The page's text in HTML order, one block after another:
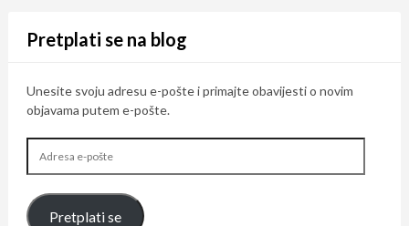
Pretplati se na blog
Unesite svoju adresu e-pošte i primajte obavijesti o novim
objavama putem e-pošte.
Pretplati se